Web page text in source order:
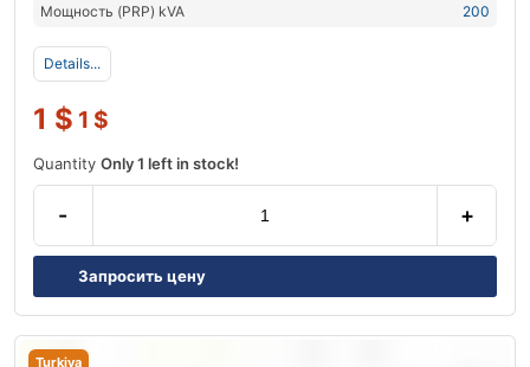
Мощность (PRP) kVA
200
Details...
1 $ 1 $
Quantity Only 1 left in stock!
- +
Запросить цену
Turkiya